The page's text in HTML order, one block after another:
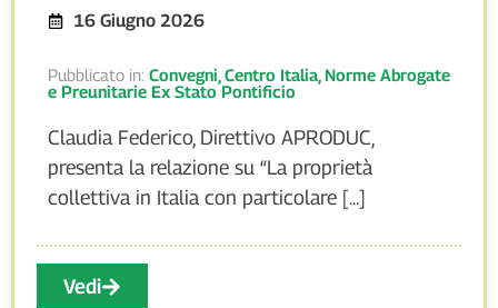
16 Giugno 2026
Pubblicato in: Convegni, Centro Italia, Norme Abrogate
e Preunitarie Ex Stato Pontificio
Claudia Federico, Direttivo APRODUC,
presenta la relazione su “La proprietà
collettiva in Italia con particolare [...]
Vedi